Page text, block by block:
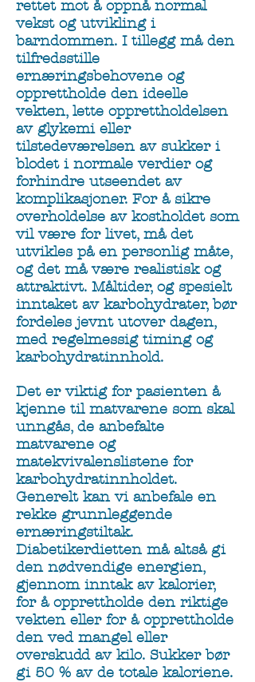
rettet mot å oppnå normal
vekst og utvikling i
barndommen. I tillegg må den
tilfredsstille
ernæringsbehovene og
opprettholde den ideelle
vekten, lette opprettholdelsen
av glykemi eller
tilstedeværelsen av sukker i
blodet i normale verdier og
forhindre utseendet av
komplikasjoner. For å sikre
overholdelse av kostholdet som
vil være for livet, må det
utvikles på en personlig måte,
og det må være realistisk og
attraktivt. Måltider, og spesielt
inntaket av karbohydrater, bør
fordeles jevnt utover dagen,
med regelmessig timing og
karbohydratinnhold.
Det er viktig for pasienten å
kjenne til matvarene som skal
unngås, de anbefalte
matvarene og
matekvivalenslistene for
karbohydratinnholdet.
Generelt kan vi anbefale en
rekke grunnleggende
ernæringstiltak.
Diabetikerdietten må altså gi
den nødvendige energien,
gjennom inntak av kalorier,
for å opprettholde den riktige
vekten eller for å opprettholde
den ved mangel eller
overskudd av kilo. Sukker bør
gi 50 % av de totale kaloriene.